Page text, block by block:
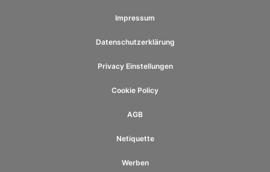
Impressum
Datenschutzerklärung
Privacy Einstellungen
Cookie Policy
AGB
Netiquette
Werben